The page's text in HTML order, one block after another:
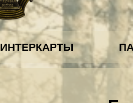
ИНТЕРКАРТЫ